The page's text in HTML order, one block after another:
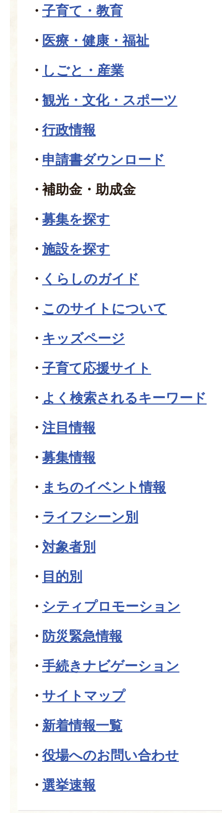
子育て・教育
医療・健康・福祉
しごと・産業
観光・文化・スポーツ
行政情報
申請書ダウンロード
補助金・助成金
募集を探す
施設を探す
くらしのガイド
このサイトについて
キッズページ
子育て応援サイト
よく検索されるキーワード
注目情報
募集情報
まちのイベント情報
ライフシーン別
対象者別
目的別
シティプロモーション
防災緊急情報
手続きナビゲーション
サイトマップ
新着情報一覧
役場へのお問い合わせ
選挙速報